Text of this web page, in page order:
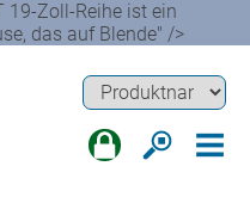
19-Zoll-Reihe ist ein
das auf Blende" />